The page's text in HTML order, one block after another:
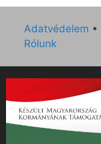
Adatvédelem •
Rólunk